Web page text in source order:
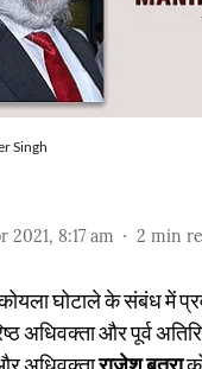
Singh
2021, 8:17 am 2 min
घोटाले के संबंध में
अधिवक्ता और पूर्व
अधिवक्ताराजेश बत्रा